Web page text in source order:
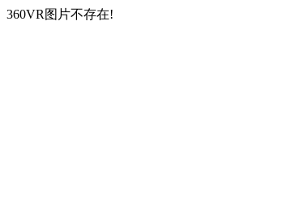
360VR图片不存在!